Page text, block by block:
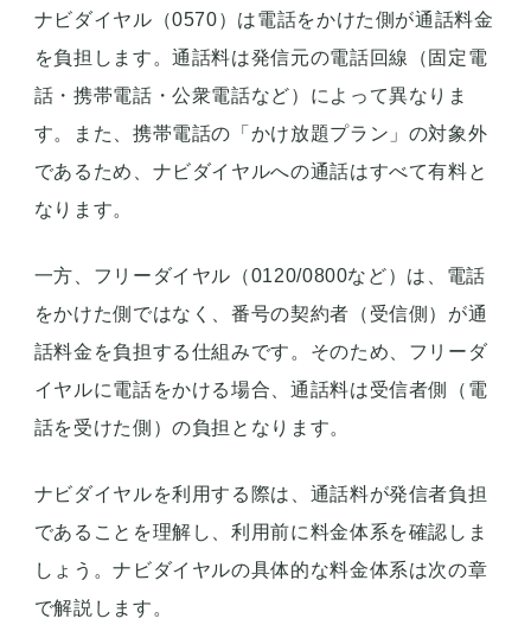
ナビダイヤル（0570）は電話をかけた側が通話料金
を負担 します。通話料は発信元の電話回線（固定電
話・携帯電話・公衆電話など）によって異なりま
す。また、携帯電話の「かけ放題プラン」の対象外
であるため、ナビダイヤルへの通話はすべて有料と
なります。
一方、 フリーダイヤル（0120/0800など）は、電話
をかけた側ではなく、番号の契約者（受信側）が通
話料金を負担する仕組みです。そのため、フリーダ
イヤルに電話をかける場合、通話料は受信者側（電
話を受けた側）の負担となります。
ナビダイヤルを利用する際は、通話料が発信者負担
であることを理解し、利用前に料金体系を確認しま
しょう。ナビダイヤルの具体的な料金体系は次の章
で解説します。